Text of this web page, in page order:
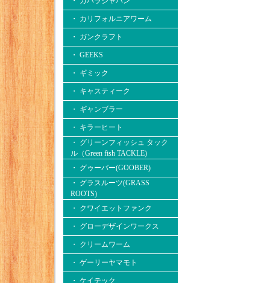
・ カリフォルニアワーム
・ ガンクラフト
・ GEEKS
・ ギミック
・ キャスティーク
・ ギャンブラー
・ キラーヒート
・ グリーンフィッシュ タック
ル（Green fish TACKLE)
・ グゥーバー(GOOBER)
・ グラスルーツ(GRASS
ROOTS)
・ クワイエットファンク
・ グローデザインワークス
・ クリームワーム
・ ゲーリーヤマモト
・ ケイテック